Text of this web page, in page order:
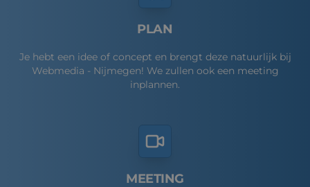
PLAN
Je hebt een idee of concept en brengt deze natuurlijk bij
Webmedia - Nijmegen! We zullen ook een meeting
inplannen.
MEETING